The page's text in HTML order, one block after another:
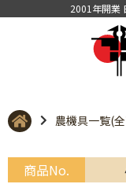
2001年開業
農機具一覧(
商品No.